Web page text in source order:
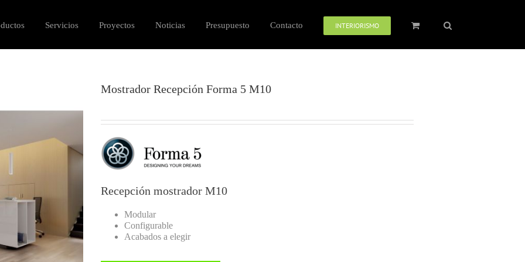
Servicios Proyectos Noticias Presupuesto Contacto INTERIORISMO
Mostrador Recepción Forma 5 M10
Recepción mostrador M10
Modular
Configurable
Acabados a elegir